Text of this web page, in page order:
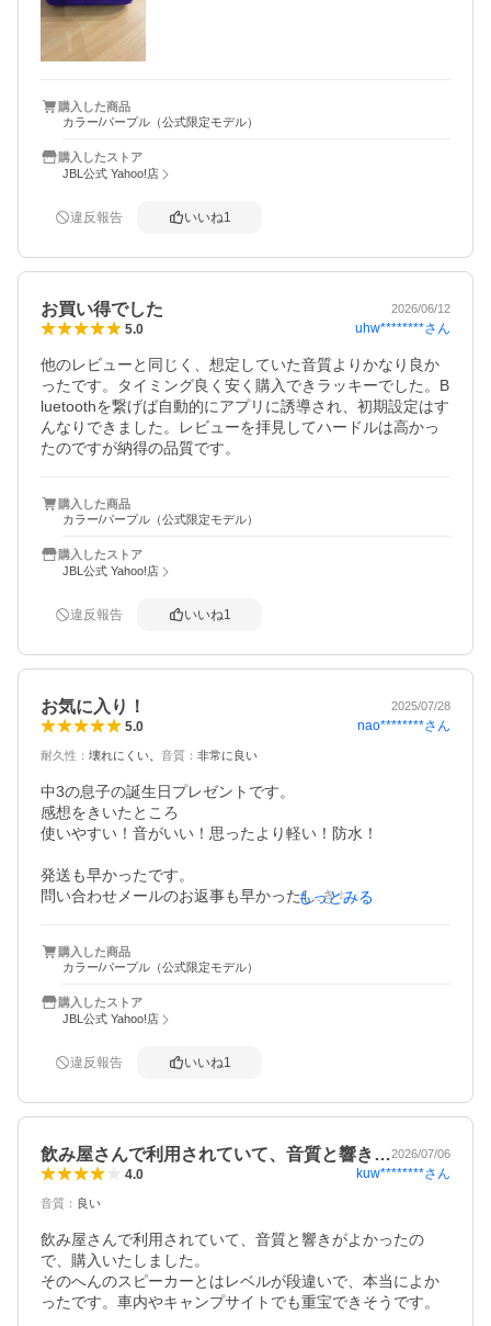
購入した商品
カラー/パープル（公式限定モデル）
購入したストア
JBL公式 Yahoo!店
違反報告 いいね1
お買い得でした 2026/06/12
5.0 uhw********さん
他のレビューと同じく、想定していた音質よりかなり良か
ったです。タイミング良く安く購入できラッキーでした。B
luetoothを繋げば自動的にアプリに誘導され、初期設定はす
んなりできました。レビューを拝見してハードルは高かっ
たのですが納得の品質です。
購入した商品
カラー/パープル（公式限定モデル）
購入したストア
JBL公式 Yahoo!店
違反報告 いいね1
お気に入り！ 2025/07/28
5.0 nao********さん
耐久性 ： 壊れにくい 音質 ： 非常に良い
中3の息子の誕生日プレゼントです。
感想をきいたところ
使いやすい！音がいい！思ったより軽い！防水！
発送も早かったです。
問い合わせメールのお返事も早かったし.きちんとください
もっとみる
購入した商品
カラー/パープル（公式限定モデル）
購入したストア
JBL公式 Yahoo!店
違反報告 いいね1
飲み屋さんで利用されていて、音質と響き…2026/07/06
4.0 kuw********さん
音質 ： 良い
飲み屋さんで利用されていて、音質と響きがよかったの
で、購入いたしました。
そのへんのスピーカーとはレベルが段違いで、本当によか